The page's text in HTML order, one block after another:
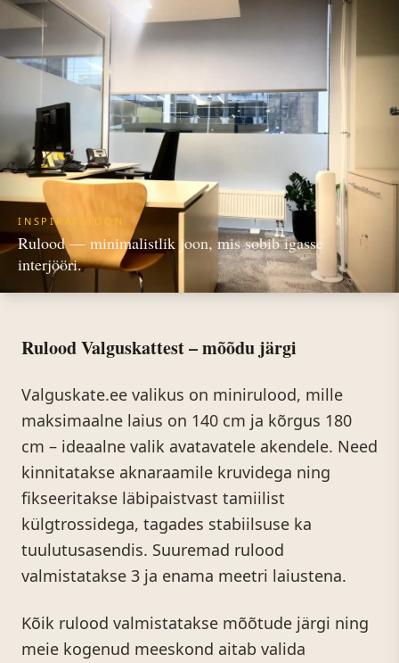
INSPIRATSIOON
Rulood — minimalistlik joon, mis sobib igasse
interjööri.
Rulood Valguskattest – mõõdu järgi
Valguskate.ee valikus on minirulood, mille
maksimaalne laius on 140 cm ja kõrgus 180
cm – ideaalne valik avatavatele akendele. Need
kinnitatakse aknaraamile kruvidega ning
fikseeritakse läbipaistvast tamiilist
külgtrossidega, tagades stabiilsuse ka
tuulutusasendis. Suuremad rulood
valmistatakse 3 ja enama meetri laiustena.
Kõik rulood valmistatakse mõõtude järgi ning
meie kogenud meeskond aitab valida